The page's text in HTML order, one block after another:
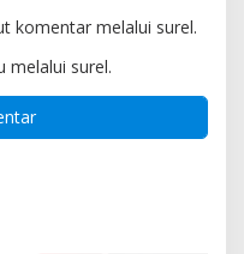
komentar melalui surel.
melalui surel.